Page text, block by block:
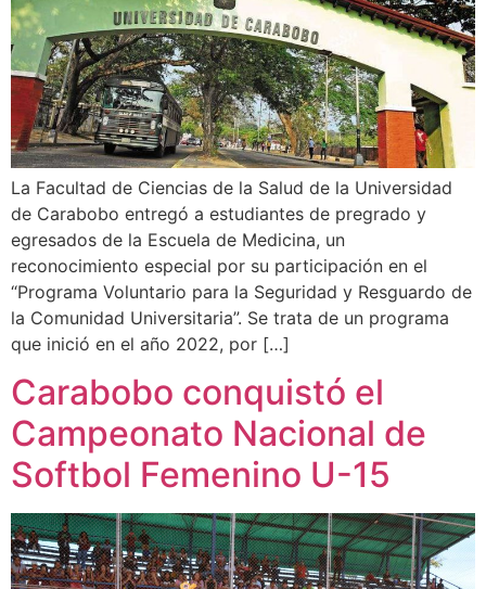
La Facultad de Ciencias de la Salud de la Universidad
de Carabobo entregó a estudiantes de pregrado y
egresados de la Escuela de Medicina, un
reconocimiento especial por su participación en el
“Programa Voluntario para la Seguridad y Resguardo de
la Comunidad Universitaria”. Se trata de un programa
que inició en el año 2022, por […]
Carabobo conquistó el
Campeonato Nacional de
Softbol Femenino U-15